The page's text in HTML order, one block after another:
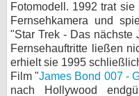
Fotomodell. 1992 trat
Fernsehkamera und
"Star Trek - Das nächste
Fernsehauftritte ließen
erhielt sie 1995
Film "James Bond 007 -
nach Hollywood